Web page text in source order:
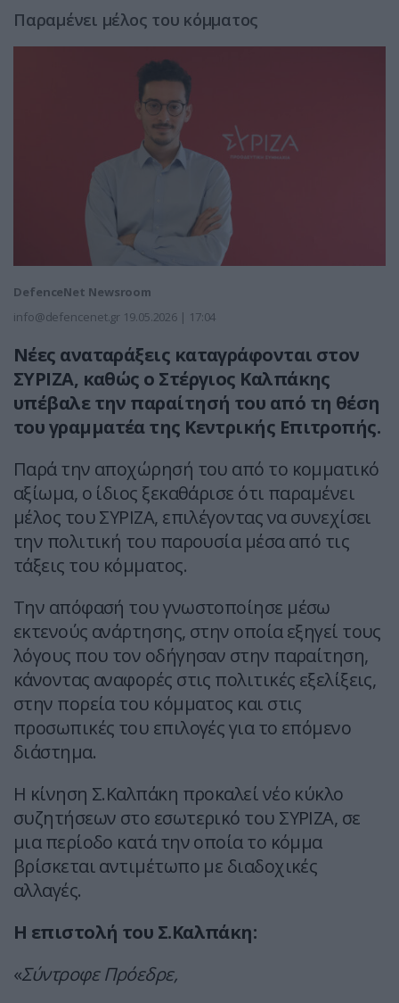
Παραμένει μέλος του κόμματος
DefenceNet Newsroom
info@defencenet.gr 19.05.2026 | 17:04
Νέες αναταράξεις καταγράφονται στον
ΣΥΡΙΖΑ, καθώς ο Στέργιος Καλπάκης
υπέβαλε την παραίτησή του από τη θέση
του γραμματέα της Κεντρικής Επιτροπής.
Παρά την αποχώρησή του από το κομματικό
αξίωμα, ο ίδιος ξεκαθάρισε ότι παραμένει
μέλος του ΣΥΡΙΖΑ, επιλέγοντας να συνεχίσει
την πολιτική του παρουσία μέσα από τις
τάξεις του κόμματος.
Την απόφασή του γνωστοποίησε μέσω
εκτενούς ανάρτησης, στην οποία εξηγεί τους
λόγους που τον οδήγησαν στην παραίτηση,
κάνοντας αναφορές στις πολιτικές εξελίξεις,
στην πορεία του κόμματος και στις
προσωπικές του επιλογές για το επόμενο
διάστημα.
Η κίνηση Σ.Καλπάκη προκαλεί νέο κύκλο
συζητήσεων στο εσωτερικό του ΣΥΡΙΖΑ, σε
μια περίοδο κατά την οποία το κόμμα
βρίσκεται αντιμέτωπο με διαδοχικές
αλλαγές.
Η επιστολή του Σ.Καλπάκη:
«Σύντροφε Πρόεδρε,